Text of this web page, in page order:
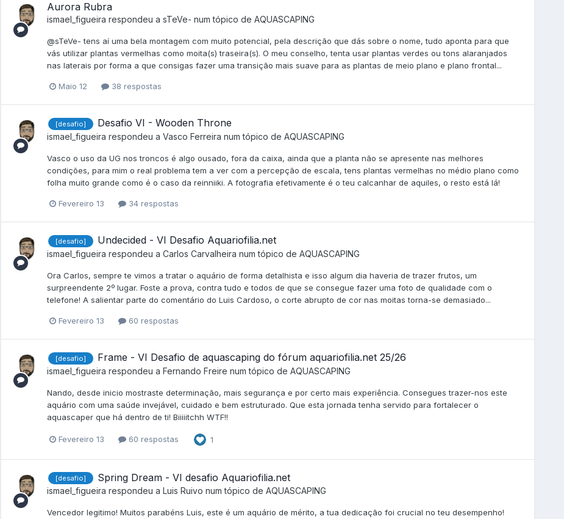
Aurora Rubra
ismael_figueira respondeu a sTeVe- num tópico de AQUASCAPING
@sTeVe- tens aí uma bela montagem com muito potencial, pela descrição que dás sobre o nome, tudo aponta para que
vás utilizar plantas vermelhas como moita(s) traseira(s). O meu conselho, tenta usar plantas verdes ou tons alaranjados
nas laterais por forma a que consigas fazer uma transição mais suave para as plantas de meio plano e plano frontal...
Maio 12 38 respostas
[desafio] Desafio VI - Wooden Throne
ismael_figueira respondeu a Vasco Ferreira num tópico de AQUASCAPING
Vasco o uso da UG nos troncos é algo ousado, fora da caixa, ainda que a planta não se apresente nas melhores
condições, para mim o real problema tem a ver com a percepção de escala, tens plantas vermelhas no médio plano como
folha muito grande como é o caso da reinniiki. A fotografia efetivamente é o teu calcanhar de aquiles, o resto está lá!
Fevereiro 13 34 respostas
[desafio] Undecided - VI Desafio Aquariofilia.net
ismael_figueira respondeu a Carlos Carvalheira num tópico de AQUASCAPING
Ora Carlos, sempre te vimos a tratar o aquário de forma detalhista e isso algum dia haveria de trazer frutos, um
surpreendente 2º lugar. Foste a prova, contra tudo e todos de que se consegue fazer uma foto de qualidade com o
telefone! A salientar parte do comentário do Luis Cardoso, o corte abrupto de cor nas moitas torna-se demasiado...
Fevereiro 13 60 respostas
[desafio] Frame - VI Desafio de aquascaping do fórum aquariofilia.net 25/26
ismael_figueira respondeu a Fernando Freire num tópico de AQUASCAPING
Nando, desde inicio mostraste determinação, mais segurança e por certo mais experiência. Consegues trazer-nos este
aquário com uma saúde invejável, cuidado e bem estruturado. Que esta jornada tenha servido para fortalecer o
aquascaper que há dentro de ti! Biiiiitchh WTF!!
Fevereiro 13 60 respostas 1
[desafio] Spring Dream - VI desafio Aquariofilia.net
ismael_figueira respondeu a Luis Ruivo num tópico de AQUASCAPING
Vencedor legitimo! Muitos parabéns Luis, este é um aquário de mérito, a tua dedicação foi crucial no teu desempenho!